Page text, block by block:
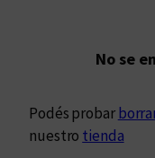
No se
Podés probar
nuestro tienda